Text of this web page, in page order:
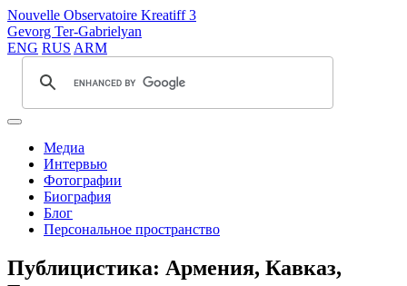
Nouvelle Observatoire Kreatiff 3
Gevorg Ter-Gabrielyan
ENG RUS ARM
Медиа
Интервью
Фотографии
Биография
Блог
Персональное пространство
Публицистика: Армения, Кавказ,